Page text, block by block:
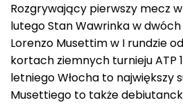
Rozgrywający pierwszy mecz
lutego Stan Wawrinka w
Lorenzo Musettim w I rundzie
kortach ziemnych turnieju ATP
letniego Włocha to największy
Musettiego to także